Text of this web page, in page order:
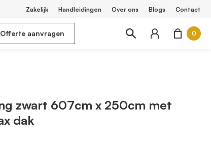
Zakelijk Handleidingen Over ons Blogs Contact
Offerte aanvragen 0
zwart 607cm x 250cm met
dak